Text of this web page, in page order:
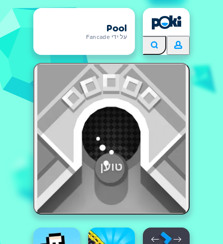
Pool
על ידי Fancade
טוען